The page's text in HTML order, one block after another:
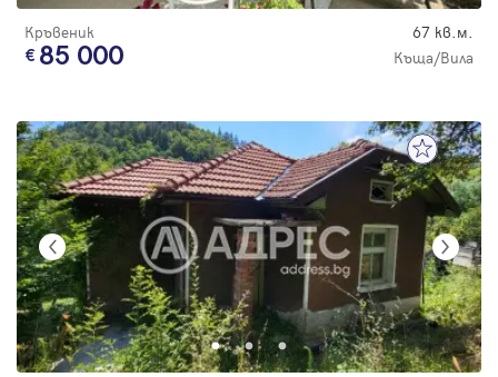
Кръвеник 67 кв.м.
85 000 Къща/Вила